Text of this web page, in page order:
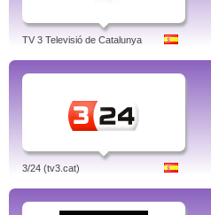
TV 3 Televisió de Catalunya
3/24 (tv3.cat)